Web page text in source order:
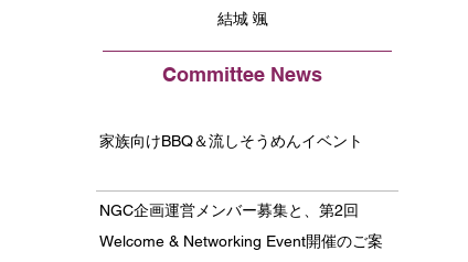
結城 颯
Committee News
家族向けBBQ＆流しそうめんイベント
NGC企画運営メンバー募集と、第2回
Welcome & Networking Event開催のご案